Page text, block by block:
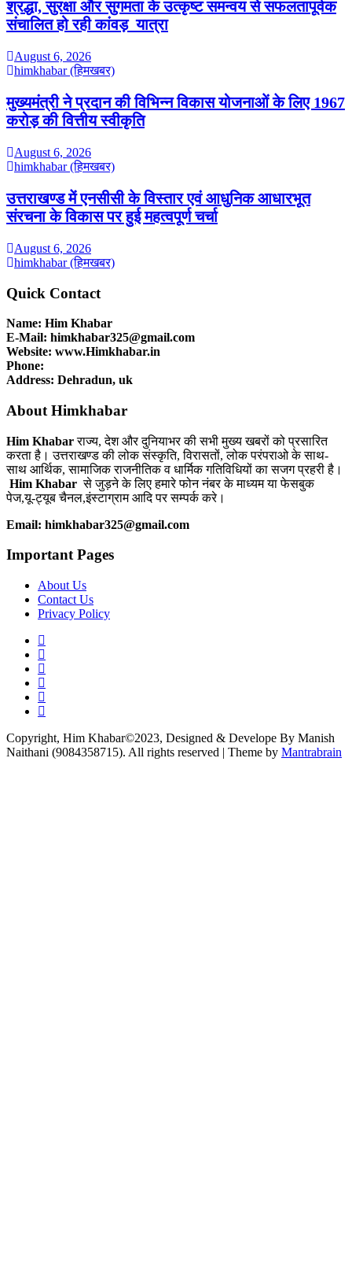
श्रद्धा, सुरक्षा और सुगमता के उत्कृष्ट समन्वय से सफलतापूर्वक
संचालित हो रही कांवड़ यात्रा
August 6, 2026
himkhabar (हिमखबर)
मुख्यमंत्री ने प्रदान की विभिन्न विकास योजनाओं के लिए 1967
करोड़ की वित्तीय स्वीकृति
August 6, 2026
himkhabar (हिमखबर)
उत्तराखण्ड में एनसीसी के विस्तार एवं आधुनिक आधारभूत
संरचना के विकास पर हुई महत्वपूर्ण चर्चा
August 6, 2026
himkhabar (हिमखबर)
Quick Contact
Name: Him Khabar
E-Mail: himkhabar325@gmail.com
Website: www.Himkhabar.in
Phone:
Address: Dehradun, uk
About Himkhabar
Him Khabarराज्य, देश और दुनियाभर की सभी मुख्य खबरों को प्रसारित
करता है। उत्तराखण्ड की लोक संस्कृति, विरासतों, लोक परंपराओ के साथ-
साथ आर्थिक, सामाजिक राजनीतिक व धार्मिक गतिविधियों का सजग प्रहरी है।
Him Khabar से जुड़ने के लिए हमारे फोन नंबर के माध्यम या फेसबुक
पेज,यू-ट्यूब चैनल,इंस्टाग्राम आदि पर सम्पर्क करे।
Email: himkhabar325@gmail.com
Important Pages
About Us
Contact Us
Privacy Policy
Copyright, Him Khabar©2023, Designed & Develope By Manish
Naithani (9084358715). All rights reserved | Theme by Mantrabrain